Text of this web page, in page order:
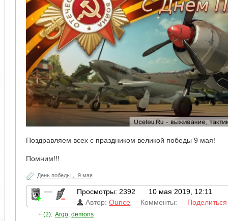
Поздравляем всех с праздником великой победы 9 мая!
Помним!!!
День победы， 9 мая
— Просмотры: 2392
10 мая 2019, 12:11
Автор:Ounce Комменты: Поделиться
+ (2): Argo,demons